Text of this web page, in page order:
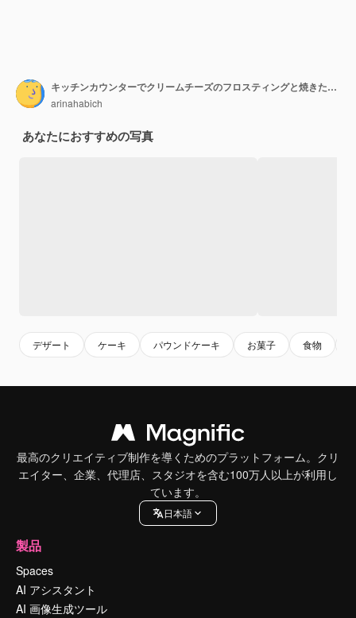
キッチンカウンターでクリームチーズのフロスティングと焼きたてのカボチャのバントケーキ。
arinahabich
あなたにおすすめの写真
デザート ケーキ パウンドケーキ お菓子 食物
最高のクリエイティブ制作を導くためのプラットフォーム。クリ
エイター、企業、代理店、スタジオを含む100万人以上が利用し
ています。
日本語
製品
Spaces
AI アシスタント
AI 画像生成ツール